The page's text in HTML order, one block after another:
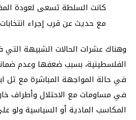
كانت السلطة تسعى لعودة
مع حديث عن قرب إجراء
وهناك عشرات الحالات الشبيهة
الفلسطينية، بسبب ضعفها وعدم
في حالة المواجهة المباشرة مع تل
في مساومات مع الاحتلال وأطراف
المكاسب المادية أو السياسية ولو